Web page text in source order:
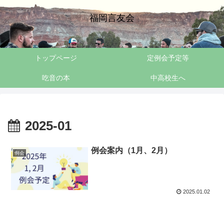
福岡言友会
トップページ 定例会予定等
吃音の本 中高校生へ
2025-01
例会 例会案内（1月、2月）
2025.01.02